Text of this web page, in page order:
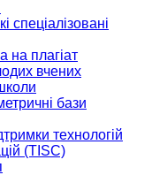
спеціалізовані
на плагіат
вчених
бази
технологій
(TISC)